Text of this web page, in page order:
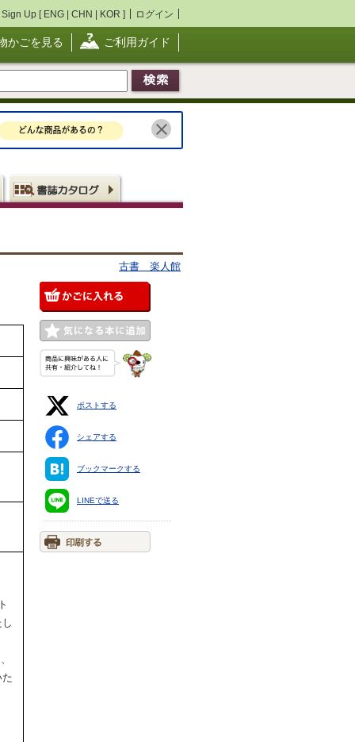
Sign Up [ ENG | CHN | KOR ] ログイン
かごを見る ご利用ガイド
古書 楽人館
ポストする
シェアする
ブックマークする
LINEで送る